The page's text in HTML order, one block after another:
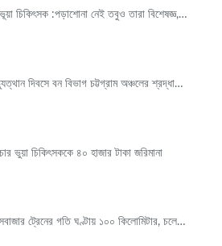
ভূয়া চিকিৎসক :পড়াশোনা নেই তবুও তারা বিশেষজ্ঞ,…
দিবসে বন বিভাগ চট্টগ্রাম অঞ্চলের শ্রদ্ধা…
ভুয়া চিকিৎসককে ৪০ হাজার টাকা জরিমানা
ট্রেনের গতি ঘণ্টায় ১০০ কিলোমিটার, চলে…